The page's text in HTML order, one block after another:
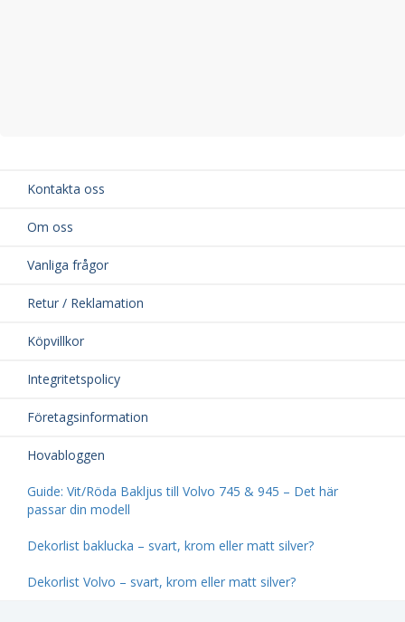
Kontakta oss
Om oss
Vanliga frågor
Retur / Reklamation
Köpvillkor
Integritetspolicy
Företagsinformation
Hovabloggen
Guide: Vit/Röda Bakljus till Volvo 745 & 945 – Det här
passar din modell
Dekorlist baklucka – svart, krom eller matt silver?
Dekorlist Volvo – svart, krom eller matt silver?